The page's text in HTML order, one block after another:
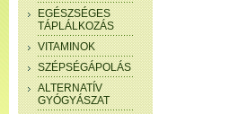
EGÉSZSÉGES
TÁPLÁLKOZÁS
VITAMINOK
SZÉPSÉGÁPOLÁS
ALTERNATÍV
GYÓGYÁSZAT